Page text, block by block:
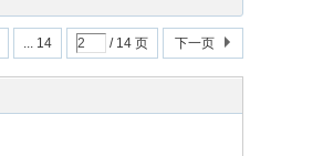
... 14 / 14 页 下一页